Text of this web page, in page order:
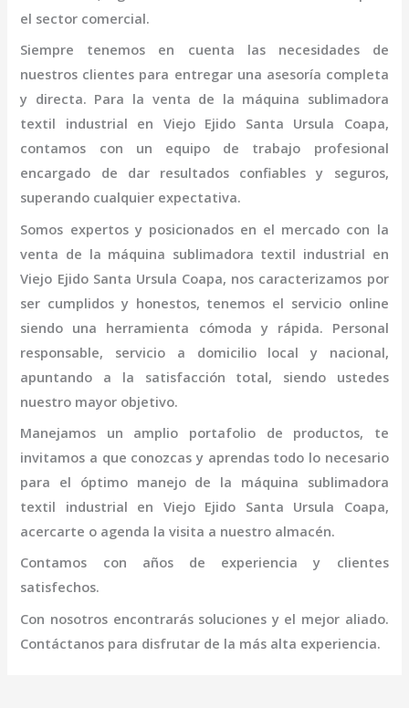
el sector comercial.
Siempre tenemos en cuenta las necesidades de
nuestros clientes para entregar una asesoría completa
y directa. Para la venta de la máquina sublimadora
textil industrial en Viejo Ejido Santa Ursula Coapa,
contamos con un equipo de trabajo profesional
encargado de dar resultados confiables y seguros,
superando cualquier expectativa.
Somos expertos y posicionados en el mercado con la
venta de la máquina sublimadora textil industrial en
Viejo Ejido Santa Ursula Coapa, nos caracterizamos por
ser cumplidos y honestos, tenemos el servicio online
siendo una herramienta cómoda y rápida. Personal
responsable, servicio a domicilio local y nacional,
apuntando a la satisfacción total, siendo ustedes
nuestro mayor objetivo.
Manejamos un amplio portafolio de productos, te
invitamos a que conozcas y aprendas todo lo necesario
para el óptimo manejo de la máquina sublimadora
textil industrial en Viejo Ejido Santa Ursula Coapa,
acercarte o agenda la visita a nuestro almacén.
Contamos con años de experiencia y clientes
satisfechos.
Con nosotros encontrarás soluciones y el mejor aliado.
Contáctanos para disfrutar de la más alta experiencia.